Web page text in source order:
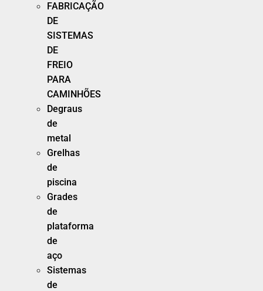
FABRICAÇÃO
DE
SISTEMAS
DE
FREIO
PARA
CAMINHÕES
Degraus
de
metal
Grelhas
de
piscina
Grades
de
plataforma
de
aço
Sistemas
de